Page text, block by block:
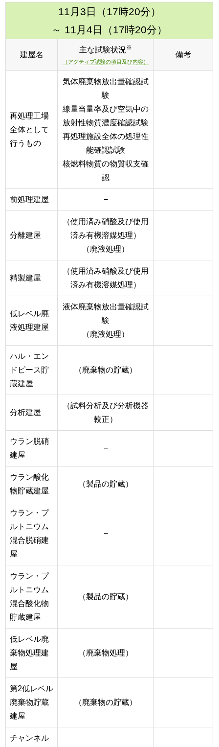
11月3日（17時20分）
～ 11月4日（17時20分）
建屋名
主な試験状況※
（アクティブ試験の項目及び内容）
備考
再処理工場
全体として
行うもの
気体廃棄物放出量確認試
験
線量当量率及び空気中の
放射性物質濃度確認試験
再処理施設全体の処理性
能確認試験
核燃料物質の物質収支確
認
前処理建屋 −
分離建屋
（使用済み硝酸及び使用
済み有機溶媒処理）
（廃液処理）
精製建屋
（使用済み硝酸及び使用
済み有機溶媒処理）
低レベル廃
液処理建屋
液体廃棄物放出量確認試
験
（廃液処理）
ハル・エン
ドピース貯
蔵建屋
（廃棄物の貯蔵）
分析建屋
（試料分析及び分析機器
較正）
ウラン脱硝
建屋
−
ウラン酸化
物貯蔵建屋
（製品の貯蔵）
ウラン・プ
ルトニウム
混合脱硝建
屋
−
ウラン・プ
ルトニウム
混合酸化物
貯蔵建屋
（製品の貯蔵）
低レベル廃
棄物処理建
屋
（廃棄物処理）
第2低レベル
廃棄物貯蔵
建屋
（廃棄物の貯蔵）
チャンネル